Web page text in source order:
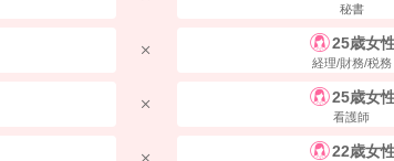
秘書
25歳女
経理/財務/税務
25歳女
看護師
22歳女